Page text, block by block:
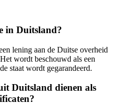
in Duitsland?
lening aan de Duitse overheid
wordt beschouwd als een
staat wordt gegarandeerd.
Duitsland dienen als